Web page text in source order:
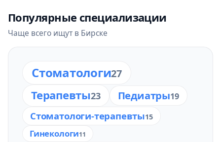
Популярные специализации
Чаще всего ищут в Бирске
Стоматологи27
Терапевты23 Педиатры19
Стоматологи-терапевты15
Гинекологи11